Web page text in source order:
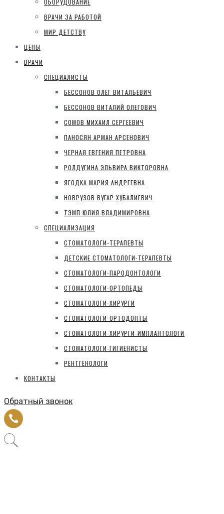
ОБОРУДОВАНИЕ
ВРАЧИ ЗА РАБОТОЙ
МИР ДЕТСТВУ
ЦЕНЫ
ВРАЧИ
СПЕЦИАЛИСТЫ
БЕССОНОВ ОЛЕГ ВИТАЛЬЕВИЧ
БЕССОНОВ ВИТАЛИЙ ОЛЕГОВИЧ
СОМОВ МИХАИЛ СЕРГЕЕВИЧ
ПАНОСЯН АРМАН АРСЕНОВИЧ
ЧЕРНАЯ ЕВГЕНИЯ ПЕТРОВНА
РОЛДУГИНА ЭЛЬВИРА ВИКТОРОВНА
ЯГОДКА МАРИЯ АНДРЕЕВНА
НОВРУЗОВ ВУГАР ХУБАЛИЕВИЧ
ТЭМП ЮЛИЯ ВЛАДИМИРОВНА
СПЕЦИАЛИЗАЦИЯ
СТОМАТОЛОГИ-ТЕРАПЕВТЫ
ДЕТСКИЕ СТОМАТОЛОГИ-ТЕРАПЕВТЫ
СТОМАТОЛОГИ-ПАРОДОНТОЛОГИ
СТОМАТОЛОГИ-ОРТОПЕДЫ
СТОМАТОЛОГИ-ХИРУРГИ
СТОМАТОЛОГИ-ОРТОДОНТЫ
СТОМАТОЛОГИ-ХИРУРГИ-ИМПЛАНТОЛОГИ
СТОМАТОЛОГИ-ГИГИЕНИСТЫ
РЕНТГЕНОЛОГИ
КОНТАКТЫ
Обратный звонок